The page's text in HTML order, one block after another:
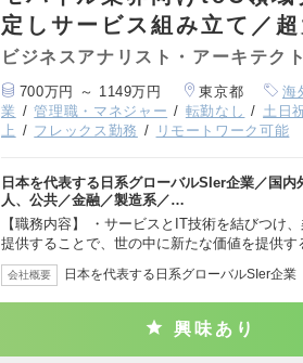
定しサービス組み立て／
ビジネスアナリスト・アーキテクト
700万円 ～ 1149万円 東京都 海
業
管理職・マネジャー 転勤なし 土日
上
フレックス勤務 リモートワーク可能
日本を代表する日系グローバルSIer企業／国
人、公共／金融／製造系／…
【職務内容】 ・サービスとIT技術を結びつけ
提供することで、世の中に新たな価値を提供
会社概要 日本を代表する日系グローバルSIer企業
興味あり